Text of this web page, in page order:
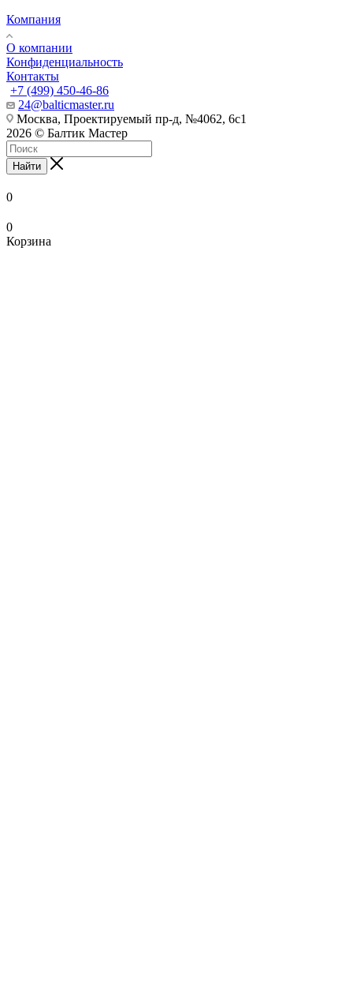
Компания
О компании
Конфиденциальность
Контакты
+7 (499) 450-46-86
24@balticmaster.ru
Москва, Проектируемый пр-д, №4062, 6с1
2026 © Балтик Мастер
Найти
0
0
Корзина